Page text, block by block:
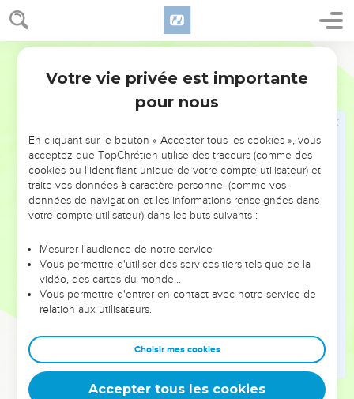
Actes 14
21 Après avoir évangélisé cette ville et fait un assez grand
nombre de disciples, ils retournèrent à Lystre, à Iconium et à
Antioche ;
ils affermissaient l’âme des disciples, les exhortaient à
demeurer dans la foi, et disaient : C’est par beaucoup de
Ils firent nommer pour eux des anciens dans chaque
Église, et, après avoir prié et jeûné, ils les recommandèrent
au Seigneur en qui ils avaient cru.
Ils traversèrent ensuite la Pisidie et vinrent en Pamphylie.
Après avoir annoncé la parole à Perge, ils descendirent à
Attalie.
De là, ils s’embarquèrent pour Antioche, d’où ils avaient
été recommandés à la grâce de Dieu pour l’œuvre qu’ils
venaient d’accomplir.
tout ce que Dieu avait fait avec eux, et comment il avait
ouvert aux païens la porte de la foi.
Et ils séjournèrent assez longtemps avec les disciples.
Votre vie privée est importante
pour nous
En cliquant sur le bouton « Accepter tous les cookies », vous
acceptez que TopChrétien utilise des traceurs (comme des
cookies ou l'identifiant unique de votre compte utilisateur) et
traite vos données à caractère personnel (comme vos
données de navigation et les informations renseignées dans
votre compte utilisateur) dans les buts suivants :
Mesurer l'audience de notre service
Vous permettre d'utiliser des services tiers tels que de la
vidéo, des cartes du monde…
Vous permettre d'entrer en contact avec notre service de
relation aux utilisateurs.
Choisir mes cookies
Accepter tous les cookies